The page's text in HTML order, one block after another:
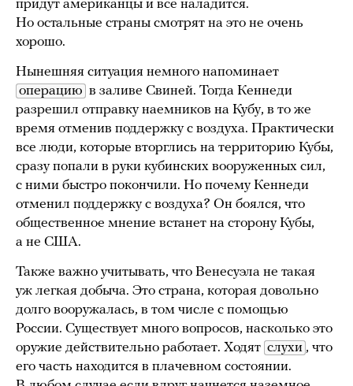
придут американцы и все наладится.
Но остальные страны смотрят на это не очень
хорошо.
Нынешняя ситуация немного напоминает
операцию в заливе Свиней. Тогда Кеннеди
разрешил отправку наемников на Кубу, в то же
время отменив поддержку с воздуха. Практически
все люди, которые вторглись на территорию Кубы,
сразу попали в руки кубинских вооруженных сил,
с ними быстро покончили. Но почему Кеннеди
отменил поддержку с воздуха? Он боялся, что
общественное мнение встанет на сторону Кубы,
а не США.
Также важно учитывать, что Венесуэла не такая
уж легкая добыча. Это страна, которая довольно
долго вооружалась, в том числе с помощью
России. Существует много вопросов, насколько это
оружие действительно работает. Ходят слухи , что
его часть находится в плачевном состоянии.